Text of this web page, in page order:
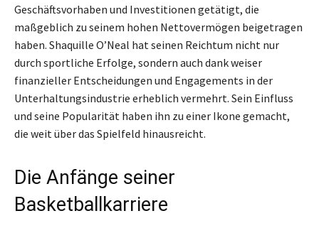
Geschäftsvorhaben und Investitionen getätigt, die
maßgeblich zu seinem hohen Nettovermögen beigetragen
haben. Shaquille O’Neal hat seinen Reichtum nicht nur
durch sportliche Erfolge, sondern auch dank weiser
finanzieller Entscheidungen und Engagements in der
Unterhaltungsindustrie erheblich vermehrt. Sein Einfluss
und seine Popularität haben ihn zu einer Ikone gemacht,
die weit über das Spielfeld hinausreicht.
Die Anfänge seiner
Basketballkarriere